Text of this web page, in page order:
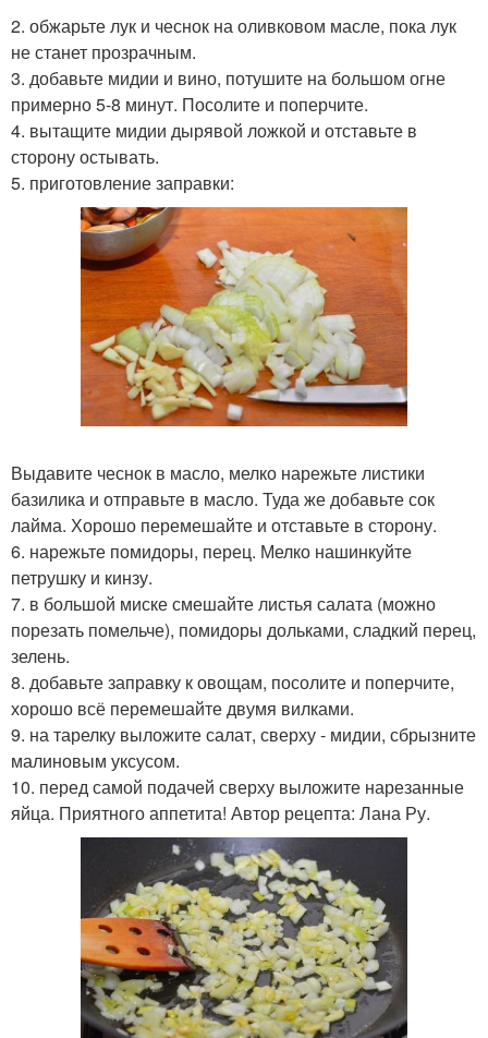
2. обжарьте лук и чеснок на оливковом масле, пока лук
не станет прозрачным.
3. добавьте мидии и вино, потушите на большом огне
примерно 5-8 минут. Посолите и поперчите.
4. вытащите мидии дырявой ложкой и отставьте в
сторону остывать.
5. приготовление заправки:
Выдавите чеснок в масло, мелко нарежьте листики
базилика и отправьте в масло. Туда же добавьте сок
лайма. Хорошо перемешайте и отставьте в сторону.
6. нарежьте помидоры, перец. Мелко нашинкуйте
петрушку и кинзу.
7. в большой миске смешайте листья салата (можно
порезать помельче), помидоры дольками, сладкий перец,
зелень.
8. добавьте заправку к овощам, посолите и поперчите,
хорошо всё перемешайте двумя вилками.
9. на тарелку выложите салат, сверху - мидии, сбрызните
малиновым уксусом.
10. перед самой подачей сверху выложите нарезанные
яйца. Приятного аппетита! Автор рецепта: Лана Ру.